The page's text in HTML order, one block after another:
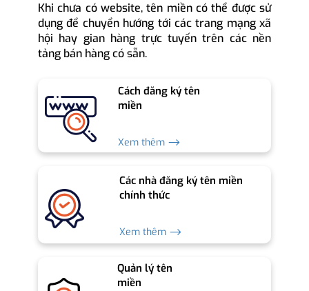
Khi chưa có website, tên miền có thể được sử
dụng để chuyển hướng tới các trang mạng xã
hội hay gian hàng trực tuyến trên các nền
tảng bán hàng có sẵn.
Cách đăng ký tên
miền
Xem thêm ⟶
Các nhà đăng ký tên miền
chính thức
Xem thêm ⟶
Quản lý tên
miền